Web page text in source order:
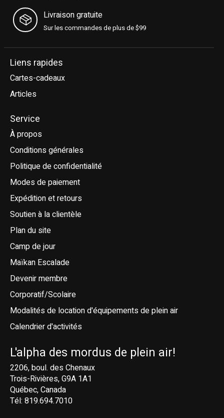
Livraison gratuite
Sur les commandes de plus de $99
Liens rapides
Cartes-cadeaux
Articles
Service
À propos
Conditions générales
Politique de confidentialité
Modes de paiement
Expédition et retours
Soutien à la clientèle
Plan du site
Camp de jour
Maïkan Escalade
Devenir membre
Corporatif/Scolaire
Modalités de location d'équipements de plein air
Calendrier d'activités
L'alpha des mordus de plein air!
2206, boul. des Chenaux
Trois-Rivières, G9A 1A1
Québec, Canada
Tél: 819.694.7010